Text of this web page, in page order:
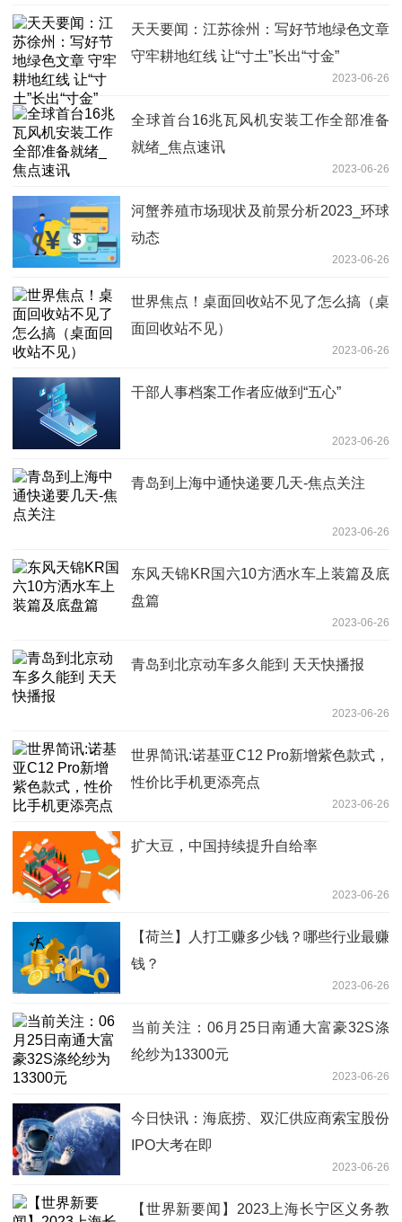
天天要闻：江苏徐州：写好节地绿色文章
守牢耕地红线 让“寸土”长出“寸金”
2023-06-26
全球首台16兆瓦风机安装工作全部准备
就绪_焦点速讯
2023-06-26
河蟹养殖市场现状及前景分析2023_环球
动态
2023-06-26
世界焦点！桌面回收站不见了怎么搞（桌
面回收站不见）
2023-06-26
干部人事档案工作者应做到“五心”
2023-06-26
青岛到上海中通快递要几天-焦点关注
2023-06-26
东风天锦KR国六10方洒水车上装篇及底
盘篇
2023-06-26
青岛到北京动车多久能到 天天快播报
2023-06-26
世界简讯:诺基亚C12 Pro新增紫色款式，
性价比手机更添亮点
2023-06-26
扩大豆，中国持续提升自给率
2023-06-26
【荷兰】人打工赚多少钱？哪些行业最赚
钱？
2023-06-26
当前关注：06月25日南通大富豪32S涤
纶纱为13300元
2023-06-26
今日快讯：海底捞、双汇供应商索宝股份
IPO大考在即
2023-06-26
【世界新要闻】2023上海长宁区义务教